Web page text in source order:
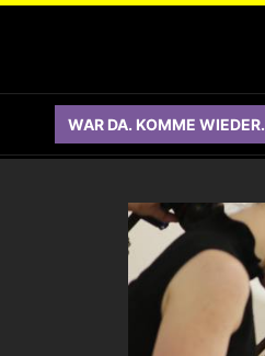
WAR DA. KOMME WIEDER.